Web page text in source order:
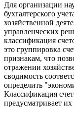
Для организации
бухгалтерского
хозяйственной
управленческих
классификация
это группировка
признакам, что
отражении
сводимость
определить
Классификация
предусматривает